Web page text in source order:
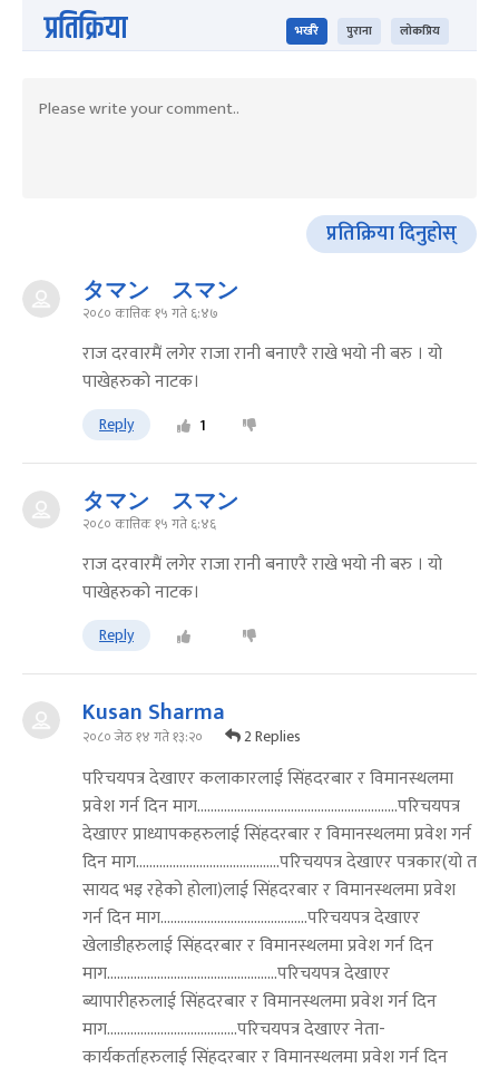
प्रतिक्रिया भर्खरै पुराना लोकप्रिय
प्रतिक्रिया दिनुहोस्
タマン スマン
२०८० कात्तिक १५ गते ६:४७
राज दरवारमैं लगेर राजा रानी बनाएरै राखे भयो नी बरु । यो
पाखेहरुको नाटक।
Reply 1
タマン スマン
२०८० कात्तिक १५ गते ६:४६
राज दरवारमैं लगेर राजा रानी बनाएरै राखे भयो नी बरु । यो
पाखेहरुको नाटक।
Reply
Kusan Sharma
२०८० जेठ १४ गते १३:२० 2 Replies
परिचयपत्र देखाएर कलाकारलाई सिंहदरबार र विमानस्थलमा
प्रवेश गर्न दिन माग............................................................परिचयपत्र
देखाएर प्राध्यापकहरुलाई सिंहदरबार र विमानस्थलमा प्रवेश गर्न
दिन माग...........................................परिचयपत्र देखाएर पत्रकार(यो त
सायद भइ रहेको होला)लाई सिंहदरबार र विमानस्थलमा प्रवेश
गर्न दिन माग............................................परिचयपत्र देखाएर
खेलाडीहरुलाई सिंहदरबार र विमानस्थलमा प्रवेश गर्न दिन
माग...................................................परिचयपत्र देखाएर
ब्यापारीहरुलाई सिंहदरबार र विमानस्थलमा प्रवेश गर्न दिन
माग.......................................परिचयपत्र देखाएर नेता-
कार्यकर्ताहरुलाई सिंहदरबार र विमानस्थलमा प्रवेश गर्न दिन